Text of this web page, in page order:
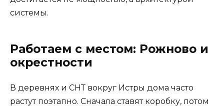
системы.
Работаем с местом: Рожново и
окрестности
В деревнях и СНТ вокруг Истры дома часто
растут поэтапно. Сначала ставят коробку, потом